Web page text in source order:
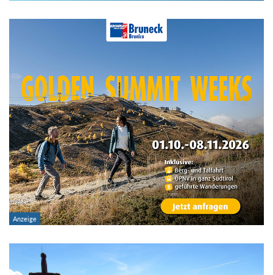
Im Tourenarchiv suchen
Region:
Gebirge:
Art der Tour:
Schwierigkeitsgrad: